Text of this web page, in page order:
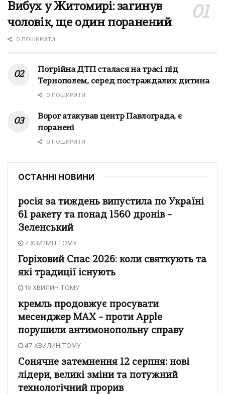
Вибух у Житомирі: загинув
чоловік, ще один поранений
0 ПОШИРИТИ
Потрійна ДТП сталася на трасі під
Тернополем, серед постраждалих дитина
0 ПОШИРИТИ
Ворог атакував центр Павлограда, є
поранені
0 ПОШИРИТИ
ОСТАННІ НОВИНИ
росія за тиждень випустила по Україні
61 ракету та понад 1560 дронів –
Зеленський
7 ХВИЛИН ТОМУ
Горіховий Спас 2026: коли святкують та
які традиції існують
19 ХВИЛИН ТОМУ
кремль продовжує просувати
месенджер MAX – проти Apple
порушили антимонопольну справу
47 ХВИЛИН ТОМУ
Сонячне затемнення 12 серпня: нові
лідери, великі зміни та потужний
технологічний прорив